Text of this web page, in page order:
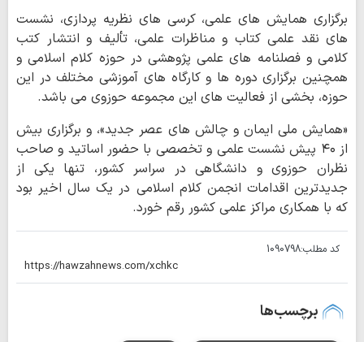
برگزاری همایش های علمی، کرسی های نظریه پردازی، نشست
های نقد علمی کتاب و مناظرات علمی، تألیف و انتشار کتب
کلامی و فصلنامه های علمی پژوهشی در حوزه کلام اسلامی و
همچنین برگزاری دوره ها و کارگاه های آموزشی مختلف در این
حوزه، بخشی از فعالیت های این مجموعه حوزوی می باشد.
«همایش ملی ایمان و چالش های عصر جدید»، و برگزاری بیش
از ۴۰ پیش نشست علمی و تخصصی با حضور اساتید و صاحب
نظران حوزوی و دانشگاهی در سراسر کشور، تنها یکی از
جدیدترین اقدامات انجمن کلام اسلامی در یک سال اخیر بود
که با همکاری مراکز علمی کشور رقم خورد.
کد مطلب:1090798
برچسب‌ها